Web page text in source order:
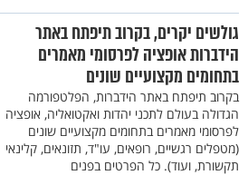
גולשים יקרים, בקרוב תיפתח באתר
הידברות אופציה לפרסומי מאמרים
בתחומים מקצועיים שונים
בקרוב תיפתח באתר הידברות, הפלטפורמה
הגדולה בעולם לתכני יהדות ואקטואליה, אופציה
לפרסומי מאמרים בתחומים מקצועיים שונים
(מטפלים רגשיים, רופאים, עו"ד, תזונאים, קלינאי
תקשורת, ועוד). כל הפרטים בפנים